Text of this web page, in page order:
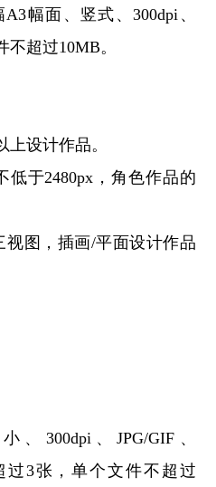
幅面、竖式、300dpi、
不超过10MB。
上设计作品。
低于2480px，角色作品的
视图，插画/平面设计作品
300dpi、JPG/GIF、
过3张，单个文件不超过